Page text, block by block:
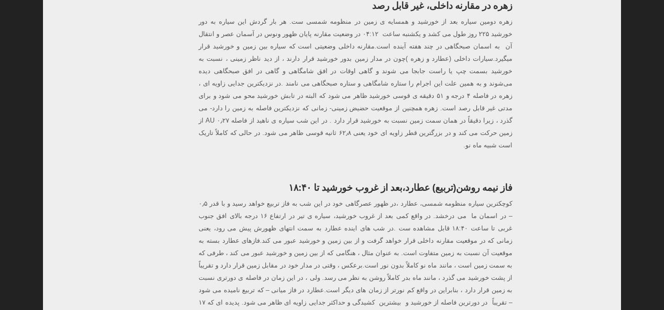
زهره در مقارنه داخلی، غیر قابل رصد
زهره دومین سیاره بعد از خورشید و همسایه ی زمین در منظومه شمسی ست. هر بار گردش این سیاره به دور
خورشید ۲۲۵ روز طول می کشد و یکشنبه ساعت ۰۴:۱۲ در وضعیت مقارنه پایان ظهور ونوس در آسمان عصر و انتقال
آن به اسمان صبحگاهی در چند هفته آینده است.مقارنه داخلی وضعیتی است که سیاره بین زمین و خورشید قرار
میگیرد.سیارات داخلی (عطارد و زهره )چون در مدار زمین بدور خورشید قرار دارند ، از دید ناظر زمینی ، نسبت به
خورشید بسمت چپ یا راست جابجا می شوند و گاهی اوقات در افق شامگاهی و گاهی در افق صبحگاهی دیده
می‌شوند و به همین علت این اجرام را ستاره شامگاهی و ستاره صبحگاهی می نامند .در نزدیکترین جدایی زاویه ای ،
زهره در فاصله ۴ درجه و ۵۱ دقیقه ی قوسی خورشید ظاهر می شود که البته در تابش خورشید محو می شود و برای
مدتی غیر قابل رصد است. زهره همچنین از موقعیت حضیض زمینی- زمانی که نزدیکترین فاصله به زمین را دارد- می
گذرد ، زیرا دقیقاً در همان سمت زمین نسبت به خورشید قرار دارد . در این شب سیاره ی ناهید از فاصله ۰٫۲۷ AU از
زمین حرکت می کند و در بزرگترین قطر زاویه ای خود یعنی ۶۲٫۸ ثانیه قوسی ظاهر می شود. در حالی که کاملاً تاریک
است شبیه ماه نو.
فاز نیمه روشن(تربیع) عطارد،بعد از غروب خورشید تا ۱۸:۴۰
کوچکترین سیاره منظومه شمسی، عطارد ،در ظهور عصرگاهی خود در این شب به فاز تربیع خواهد رسید و با قدر ۰٫۵
– در اسمان ما می درخشد. در واقع کمی بعد از غروب خورشید، سیاره ی تیر در ارتفاع ۱۶ درجه بالای افق جنوب
غربی تا ساعت ۱۸:۴۰ قابل مشاهده ست .در شب های اینده عطارد به سمت انتهای ظهورش پیش می رود، یعنی
زمانی که در موقعیت مقارنه داخلی قرار خواهد گرفت و از بین زمین و خورشید عبور می کند.فازهای عطارد بسته به
موقعیت آن نسبت به زمین متفاوت است. به عنوان مثال ، هنگامی که از بین زمین و خورشید عبور می کند ، طرفی که
به سمت زمین است ، مانند ماه نو کاملاً بدون نور است.برعکس ، وقتی در مدار خود در مقابل زمین قرار دارد و تقریباً
از پشت خورشید می گذرد ، مانند ماه بدر کاملاً روشن به نظر می رسد. ولی ، در این زمان در فاصله ی دورتری نسبت
به زمین قرار دارد ، بنابراین در واقع کم نورتر از زمان های دیگر است.عطارد در فاز میانی – که تربیع نامیده می شود
– تقریباً در دورترین فاصله از خورشید و بیشترین کشیدگی و حداکثر جدایی زاویه ای ظاهر می شود. پدیده ای که ۱۷